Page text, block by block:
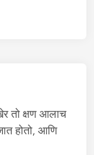
तो क्षण आलाच
होतो, आणि